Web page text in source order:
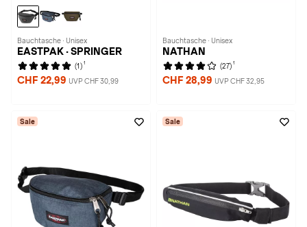
Bauchtasche · Unisex
EASTPAK · SPRINGER
(1) 1
CHF 22,99 UVP CHF 30,99
Bauchtasche · Unisex
NATHAN
(27) 1
CHF 28,99 UVP CHF 32,95
Sale Sale